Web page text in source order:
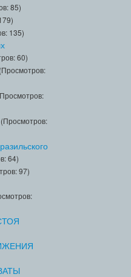
85)
135)
60)
(Просмотров:
(Просмотров:
64)
97)